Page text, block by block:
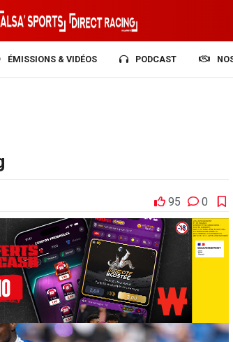
ÉMISSIONS & VIDÉOS PODCAST
95 0